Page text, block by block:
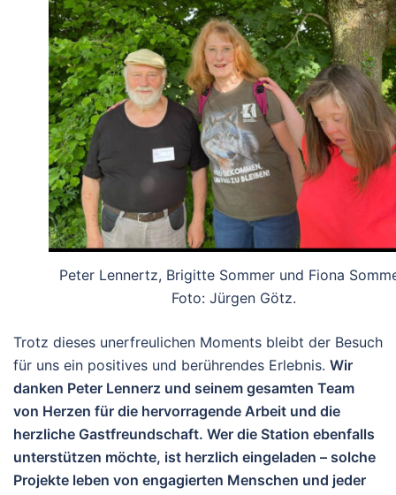
Peter Lennertz, Brigitte Sommer und Fiona
Foto: Jürgen Götz.
Trotz dieses unerfreulichen Moments bleibt der Besuch
für uns ein positives und berührendes Erlebnis. Wir
danken Peter Lennerz und seinem gesamten Team
von Herzen für die hervorragende Arbeit und die
herzliche Gastfreundschaft. Wer die Station ebenfalls
unterstützen möchte, ist herzlich eingeladen – solche
Projekte leben von engagierten Menschen und jeder